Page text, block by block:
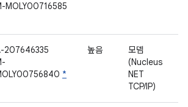
MOLY00716585
207646335
*
높음
모뎀
(Nucleus
NET
TCP/IP)